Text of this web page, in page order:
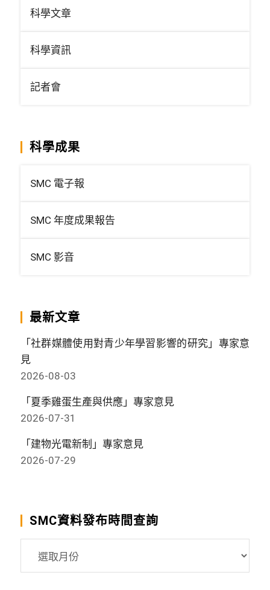
科學文章
科學資訊
記者會
科學成果
SMC 電子報
SMC 年度成果報告
SMC 影音
最新文章
「社群媒體使用對青少年學習影響的研究」專家意
見
2026-08-03
「夏季雞蛋生產與供應」專家意見
2026-07-31
「建物光電新制」專家意見
2026-07-29
SMC資料發布時間查詢